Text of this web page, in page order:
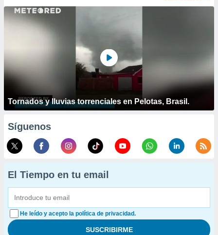
Tornados y lluvias torrenciales en Pelotas, Brasil.
Síguenos
El Tiempo en tu email
He leído y acepto la política de privacidad.